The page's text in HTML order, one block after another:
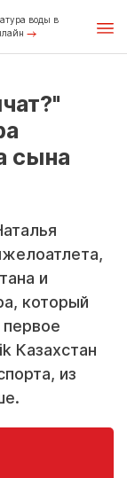
воды в
сына
и
который
Казахстан
из